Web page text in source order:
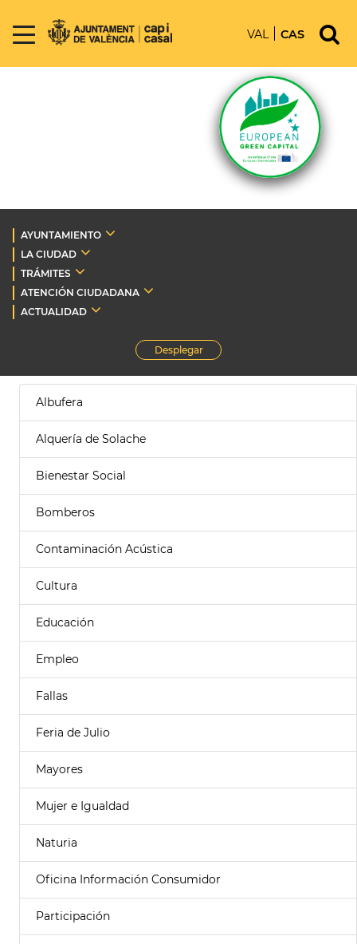
VAL CAS
AYUNTAMIENTO
LA CIUDAD
TRÁMITES
ATENCIÓN CIUDADANA
ACTUALIDAD
Desplegar
Albufera
Alquería de Solache
Bienestar Social
Bomberos
Contaminación Acústica
Cultura
Educación
Empleo
Fallas
Feria de Julio
Mayores
Mujer e Igualdad
Naturia
Oficina Información Consumidor
Participación